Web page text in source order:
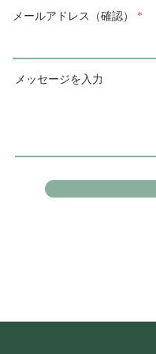
メールアドレス（確認）
メッセージを入力